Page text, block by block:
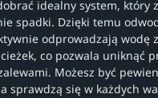
idealny system, który
spadki. Dzięki temu
odprowadzają wodę
co pozwala uniknąć
Możesz być
sprawdzą się w każdych